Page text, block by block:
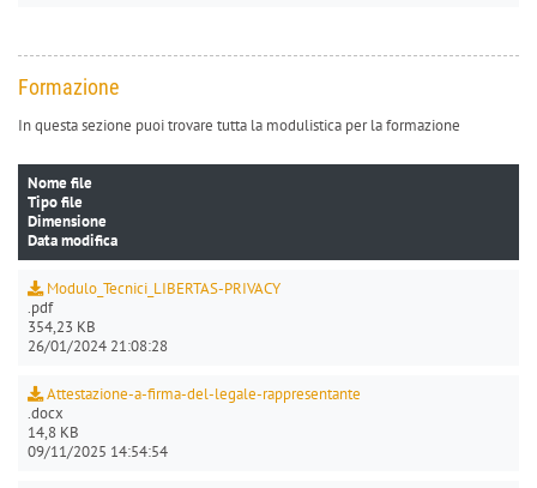
Formazione
In questa sezione puoi trovare tutta la modulistica per la formazione
Nome file
Tipo file
Dimensione
Data modifica
Modulo_Tecnici_LIBERTAS-PRIVACY
.pdf
354,23 KB
26/01/2024 21:08:28
Attestazione-a-firma-del-legale-rappresentante
.docx
14,8 KB
09/11/2025 14:54:54